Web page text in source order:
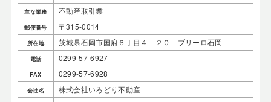
主な業務 不動産取引業
郵便番号 〒315-0014
所在地 茨城県石岡市国府６丁目４－２０ ブリーロ石岡
電話 0299-57-6927
FAX 0299-57-6928
会社名 株式会社いろどり不動産